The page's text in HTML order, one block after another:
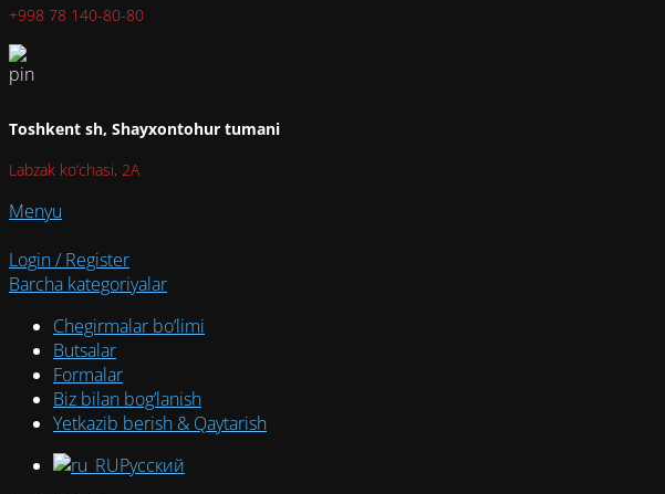
+998 78 140-80-80
Toshkent sh, Shayxontohur tumani
Labzak ko‘chasi, 2A
Menyu
Login / Register
Barcha kategoriyalar
Chegirmalar bo’limi
Butsalar
Formalar
Biz bilan bog’lanish
Yetkazib berish & Qaytarish
Русский